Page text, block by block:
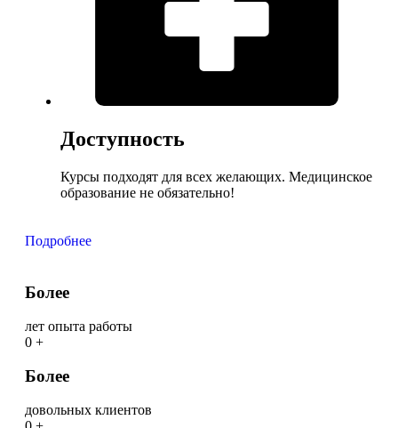
Доступность
Курсы подходят для всех желающих. Медицинское
образование не обязательно!
Подробнее
Более
лет опыта работы
0 +
Более
довольных клиентов